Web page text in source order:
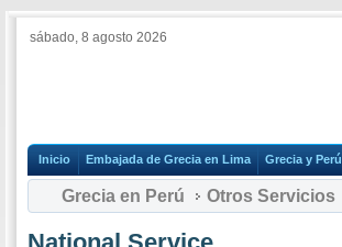
sábado, 8 agosto 2026
Inicio Embajada de Grecia en Lima Grecia y Perú
Grecia en Perú Otros Servicios